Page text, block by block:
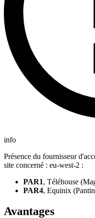
info
Présence du fournisseur
site concerné : eu-west-2 :
PAR1, Téléhouse
PAR4, Equinix
Avantages